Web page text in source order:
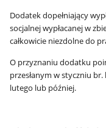
Dodatek dopełniający
socjalnej wypłacanej w
całkowicie niezdolne do
O przyznaniu dodatku
przesłanym w styczniu
lutego lub później.